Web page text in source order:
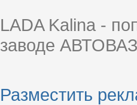
LADA Kalina -
заводе
Разместить